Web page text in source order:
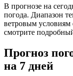
В прогнозе на
погода. Диапазон
ветровым
смотрите
Прогноз
на 7 дней